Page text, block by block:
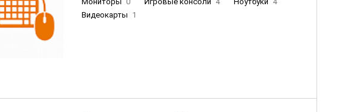
Видеокарты 1